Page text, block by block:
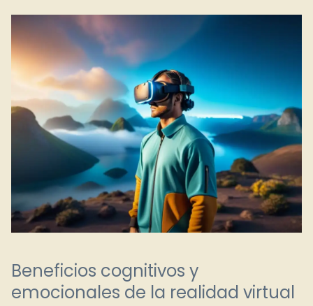
Beneficios cognitivos y
emocionales de la realidad virtual